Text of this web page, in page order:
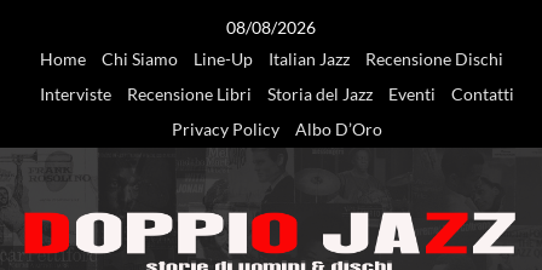
08/08/2026
Home
Chi Siamo Line-Up Italian Jazz
Recensione Dischi
Interviste
Recensione Libri Storia del Jazz Eventi
Contatti
Privacy Policy
Albo D’Oro